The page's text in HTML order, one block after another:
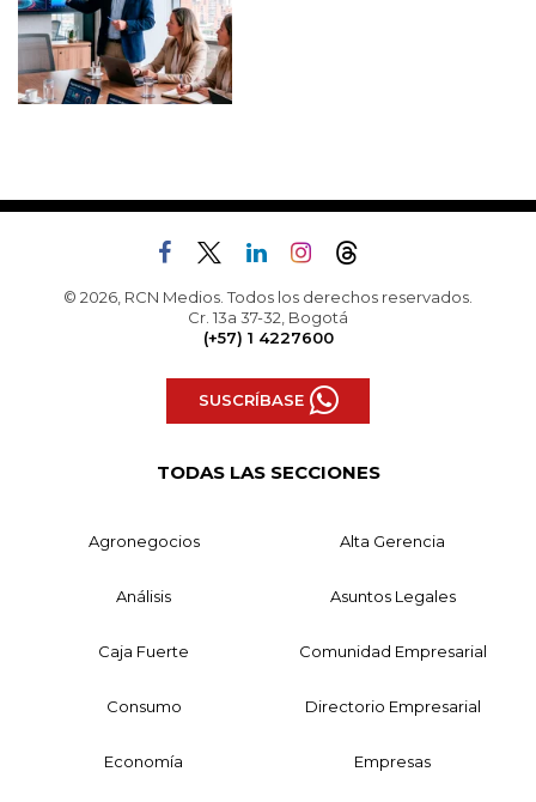
© 2026, RCN Medios. Todos los derechos reservados.
Cr. 13a 37-32, Bogotá
(+57) 1 4227600
SUSCRÍBASE
TODAS LAS SECCIONES
Agronegocios Alta Gerencia
Análisis Asuntos Legales
Caja Fuerte Comunidad Empresarial
Consumo Directorio Empresarial
Economía Empresas